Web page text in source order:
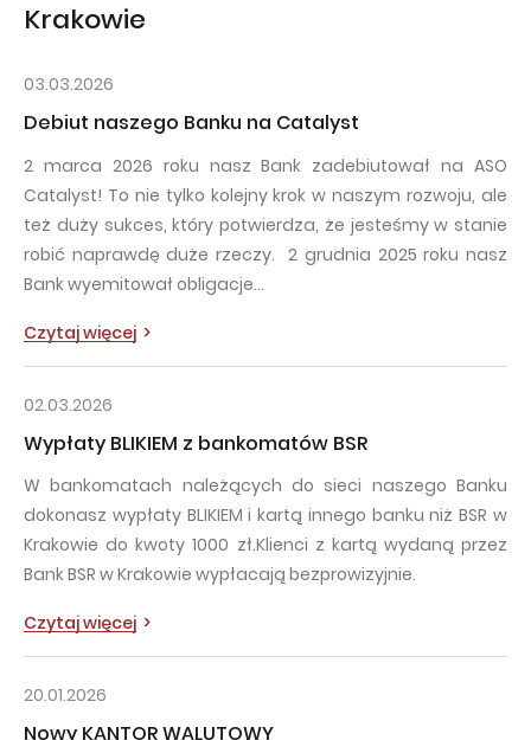
Krakowie
03.03.2026
Debiut naszego Banku na Catalyst
2 marca 2026 roku nasz Bank zadebiutował na ASO
Catalyst! To nie tylko kolejny krok w naszym rozwoju, ale
też duży sukces, który potwierdza, że jesteśmy w stanie
robić naprawdę duże rzeczy. 2 grudnia 2025 roku nasz
Bank wyemitował obligacje…
Czytaj więcej
02.03.2026
Wypłaty BLIKIEM z bankomatów BSR
W bankomatach należących do sieci naszego Banku
dokonasz wypłaty BLIKIEM i kartą innego banku niż BSR w
Krakowie do kwoty 1000 zł.Klienci z kartą wydaną przez
Bank BSR w Krakowie wypłacają bezprowizyjnie.
Czytaj więcej
20.01.2026
Nowy KANTOR WALUTOWY